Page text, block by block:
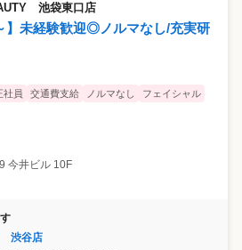
池袋東口店
】未経験歓迎◎ノルマなし/充実研
社員 交通費支給 ノルマなし
フェイシャル
今井ビル 10F
渋谷店